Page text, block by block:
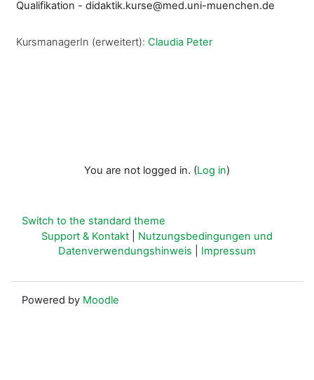
Qualifikation - didaktik.kurse@med.uni-muenchen.de
KursmanagerIn (erweitert): Claudia Peter
You are not logged in. (Log in)
Switch to the standard theme
Support & Kontakt
Nutzungsbedingungen und
Datenverwendungshinweis
Impressum
Powered by Moodle